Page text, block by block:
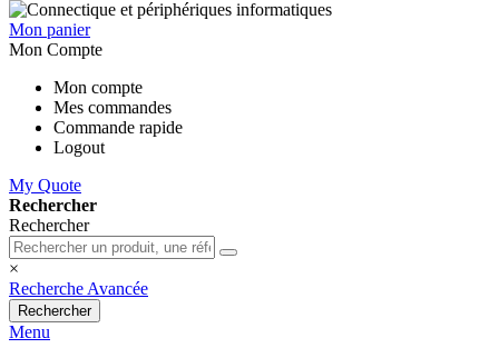
Mon panier
Mon Compte
Mon compte
Mes commandes
Commande rapide
Logout
My Quote
Rechercher
Rechercher
×
Recherche Avancée
Rechercher
Menu